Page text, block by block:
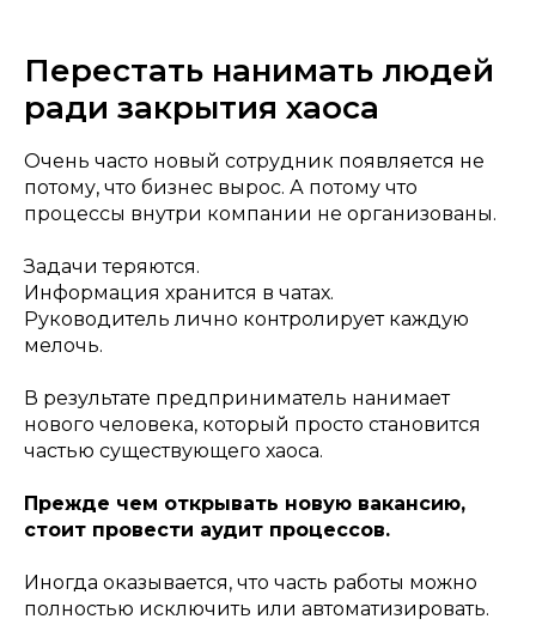
Перестать нанимать людей
ради закрытия хаоса
Очень часто новый сотрудник появляется не
потому, что бизнес вырос. А потому что
процессы внутри компании не организованы.
Задачи теряются.
Информация хранится в чатах.
Руководитель лично контролирует каждую
мелочь.
В результате предприниматель нанимает
нового человека, который просто становится
частью существующего хаоса.
Прежде чем открывать новую вакансию,
стоит провести аудит процессов.
Иногда оказывается, что часть работы можно
полностью исключить или автоматизировать.